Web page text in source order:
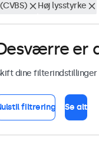
Høj lysstyrke
er
dine
filtrering Se alt